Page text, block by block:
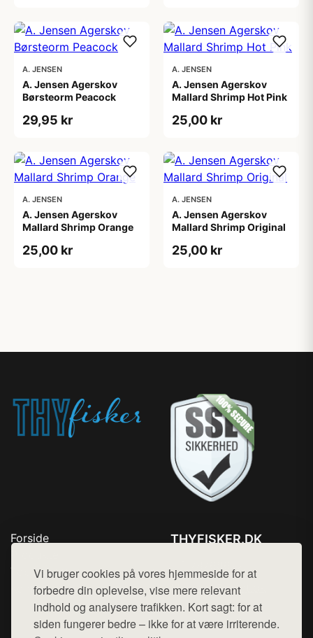
Vi bruger cookies på vores hjemmeside for at
forbedre din oplevelse, vise mere relevant
indhold og analysere trafikken. Kort sagt: for at
siden fungerer bedre – ikke for at være irriterende.
A. JENSEN
A. Jensen Agerskov
Børsteorm Peacock
29,95 kr
A. JENSEN
A. Jensen Agerskov
Mallard Shrimp Hot Pink
25,00 kr
A. JENSEN
A. Jensen Agerskov
Mallard Shrimp Orange
25,00 kr
A. JENSEN
A. Jensen Agerskov
Mallard Shrimp Original
25,00 kr
Forside
Top Rabatter
Kontakt
THYFISKER.DK
Mail: hej@want.dk
Cookie- og privatlivspolitik